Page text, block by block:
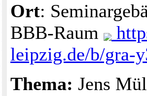
Ort:
BBB-Raum
leipzig.de/b/gra-
Thema: Jens